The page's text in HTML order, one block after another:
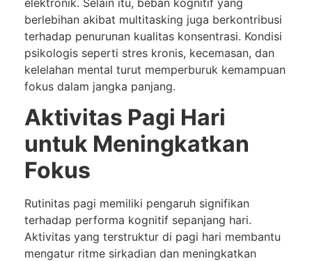
berlebihan akibat multitasking juga berkontribusi
terhadap penurunan kualitas konsentrasi. Kondisi
psikologis seperti stres kronis, kecemasan, dan
kelelahan mental turut memperburuk kemampuan
fokus dalam jangka panjang.
Aktivitas Pagi Hari
untuk Meningkatkan
Fokus
Rutinitas pagi memiliki pengaruh signifikan
terhadap performa kognitif sepanjang hari.
Aktivitas yang terstruktur di pagi hari membantu
mengatur ritme sirkadian dan meningkatkan